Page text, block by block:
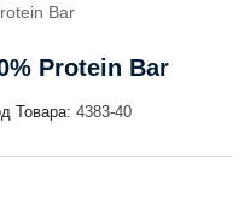
Bar
Protein Bar
Товара: 4383-40